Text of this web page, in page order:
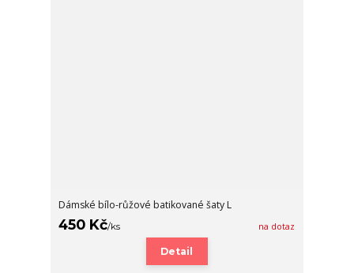
Dámské bílo-růžové batikované šaty L
450 Kč/ks na dotaz
Detail